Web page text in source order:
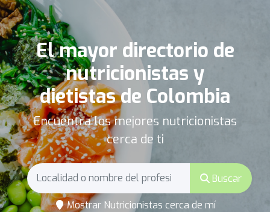
El mayor directorio de
nutricionistas y
dietistas de Colombia
Encuentra los mejores nutricionistas
cerca de ti
Buscar
Mostrar Nutricionistas cerca de mí